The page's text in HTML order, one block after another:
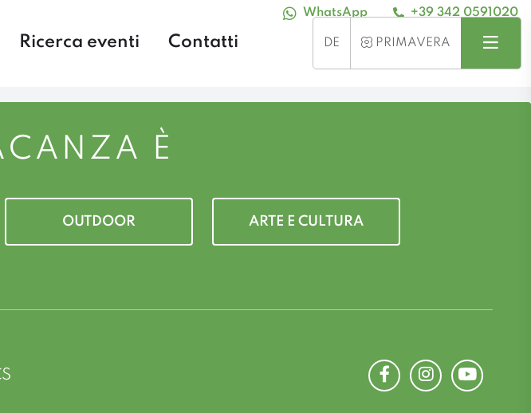
WhatsApp +39 342 0591020
Ricerca eventi Contatti DE STAGIONE
PRIMAVERA Menu
È
OUTDOOR ARTE E CULTURA
FacebookInstagramYoutube